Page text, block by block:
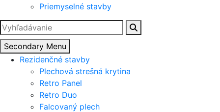
Priemyselné stavby
Hľadať:
Secondary Menu
Rezidenčné stavby
Plechová strešná krytina
Retro Panel
Retro Duo
Falcovaný plech